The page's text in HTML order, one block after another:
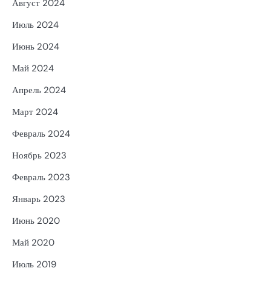
Август 2024
Июль 2024
Июнь 2024
Май 2024
Апрель 2024
Март 2024
Февраль 2024
Ноябрь 2023
Февраль 2023
Январь 2023
Июнь 2020
Май 2020
Июль 2019